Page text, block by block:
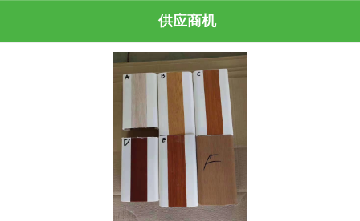
供应商机